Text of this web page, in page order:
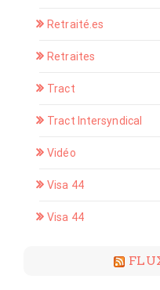
Retraité.es
Retraites
Tract
Tract Intersyndical
Vidéo
Visa 44
Visa 44